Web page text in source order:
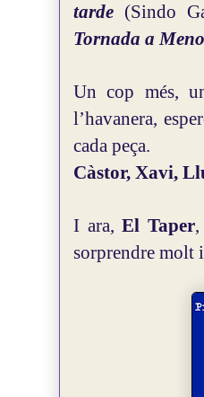
tarde (Sindo
Tornada a
Un cop més,
l’havanera,
cada peça.
Càstor, Xavi,
I ara,El Taper
sorprendre molt